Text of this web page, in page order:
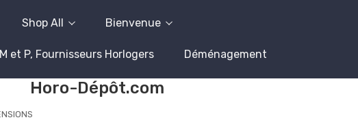
Shop All Bienvenue
et P, Fournisseurs Horlogers Déménagement
Horo-Dépôt.com